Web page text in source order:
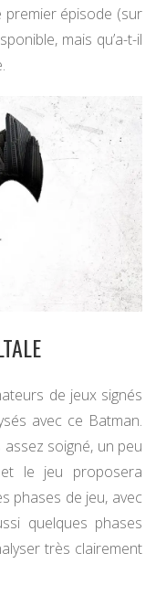
premier épisode (sur
mais qu’a-t-il
de jeux signés
avec ce Batman.
soigné, un peu
le jeu proposera
phases de jeu, avec
quelques phases
très clairement